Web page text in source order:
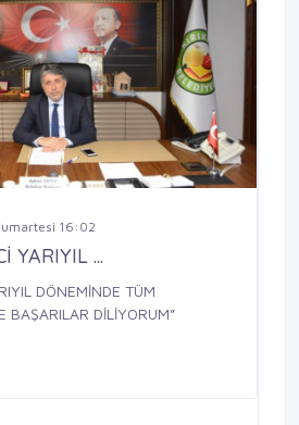
16:02
YARIYIL ...
DÖNEMİNDE TÜM
BAŞARILAR DİLİYORUM”